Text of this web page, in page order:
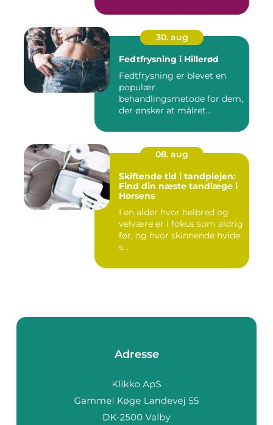
30. aug
Fedtfrysning i Hillerød
Fedtfrysning er blevet en
populær
behandlingsmetode for dem,
der ønsker at målret...
08. aug
Skiftende tid i tandplejen:
Find din næste tandlæge i
Horsens
I en alder hvor helbred og
velvære er i fokus som aldrig
før, og hvor skinnende hvide
s...
Adresse